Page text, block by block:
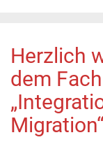
Herzlich
dem
Migration“